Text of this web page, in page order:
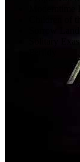
Moderntime
Solitary